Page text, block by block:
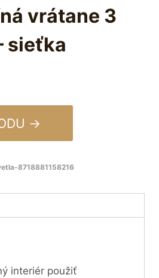
vrátane 3
sieťka
→
8718881158216
interiér použiť